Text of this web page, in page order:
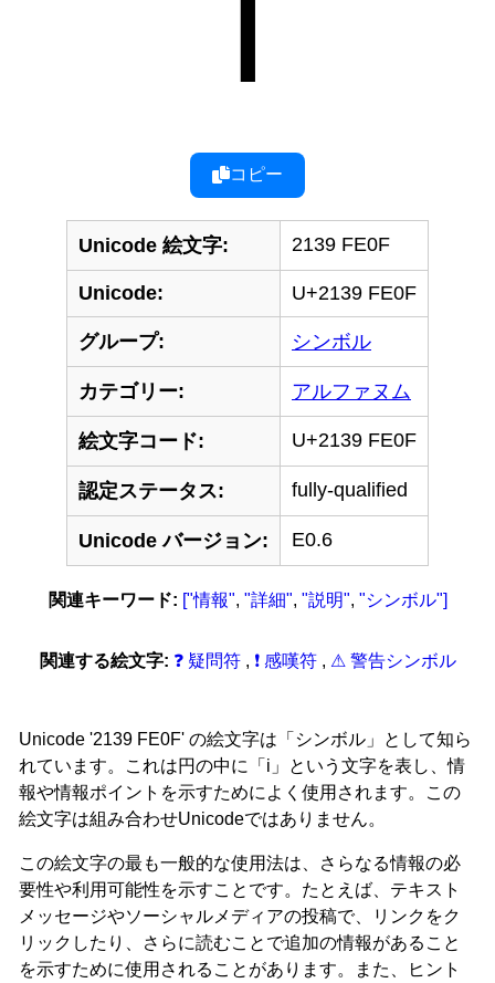
コピー
Unicode 絵文字: 2139 FE0F
Unicode: U+2139 FE0F
グループ: シンボル
カテゴリー: アルファヌム
絵文字コード: U+2139 FE0F
認定ステータス: fully-qualified
Unicode バージョン: E0.6
関連キーワード: ["情報", "詳細", "説明", "シンボル"]
関連する絵文字: ❓ 疑問符 , ❗ 感嘆符 , ⚠ 警告シンボル
Unicode '2139 FE0F' の絵文字は「シンボル」として知ら
れています。これは円の中に「i」という文字を表し、情
報や情報ポイントを示すためによく使用されます。この
絵文字は組み合わせUnicodeではありません。
この絵文字の最も一般的な使用法は、さらなる情報の必
要性や利用可能性を示すことです。たとえば、テキスト
メッセージやソーシャルメディアの投稿で、リンクをク
リックしたり、さらに読むことで追加の情報があること
を示すために使用されることがあります。また、ヒント